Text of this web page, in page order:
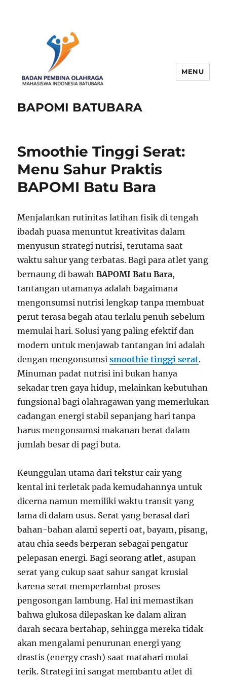
BAPOMI BATUBARA
MENU
Smoothie Tinggi Serat:
Menu Sahur Praktis
BAPOMI Batu Bara
Menjalankan rutinitas latihan fisik di tengah
ibadah puasa menuntut kreativitas dalam
menyusun strategi nutrisi, terutama saat
waktu sahur yang terbatas. Bagi para atlet yang
bernaung di bawahBAPOMI Batu Bara,
tantangan utamanya adalah bagaimana
mengonsumsi nutrisi lengkap tanpa membuat
perut terasa begah atau terlalu penuh sebelum
memulai hari. Solusi yang paling efektif dan
modern untuk menjawab tantangan ini adalah
dengan mengonsumsismoothie tinggi serat.
Minuman padat nutrisi ini bukan hanya
sekadar tren gaya hidup, melainkan kebutuhan
fungsional bagi olahragawan yang memerlukan
cadangan energi stabil sepanjang hari tanpa
harus mengonsumsi makanan berat dalam
jumlah besar di pagi buta.
Keunggulan utama dari tekstur cair yang
kental ini terletak pada kemudahannya untuk
dicerna namun memiliki waktu transit yang
lama di dalam usus. Serat yang berasal dari
bahan-bahan alami seperti oat, bayam, pisang,
atau chia seeds berperan sebagai pengatur
pelepasan energi. Bagi seorangatlet, asupan
serat yang cukup saat sahur sangat krusial
karena serat memperlambat proses
pengosongan lambung. Hal ini memastikan
bahwa glukosa dilepaskan ke dalam aliran
darah secara bertahap, sehingga mereka tidak
akan mengalami penurunan energi yang
drastis (energy crash) saat matahari mulai
terik. Strategi ini sangat membantu atlet di